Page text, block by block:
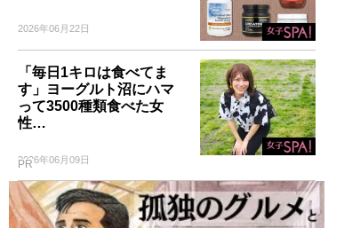
2026年06月22日
「毎日1キロは食べてま
す」ヨーグルト沼にハマ
って3500種類食べた女
性…
2026年06月09日
PR